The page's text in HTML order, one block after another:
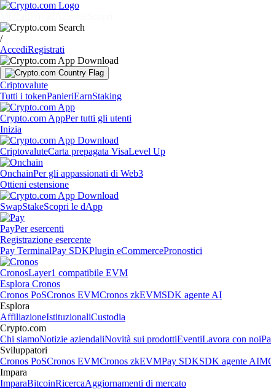
/
AccediRegistrati
Criptovalute
Tutti i tokenPanieriEarnStaking
Crypto.com AppPer tutti gli utenti
Inizia
CriptovaluteCarta prepagata VisaLevel Up
OnchainPer gli appassionati di Web3
Ottieni estensione
SwapStakeScopri le dApp
PayPer esercenti
Registrazione esercente
Pay TerminalPay SDKPlugin eCommercePronostici
CronosLayer1 compatibile EVM
Esplora Cronos
Cronos PoSCronos EVMCronos zkEVMSDK agente AI
Esplora
AffiliazioneIstituzionaliCustodia
Crypto.com
Chi siamoNotizie aziendaliNovità sui prodottiEventiLavora con noi
Sviluppatori
Cronos PoSCronos EVMCronos zkEVMPay SDKSDK agente AI
Impara
ImparaBitcoinRicercaAggiornamenti di mercato